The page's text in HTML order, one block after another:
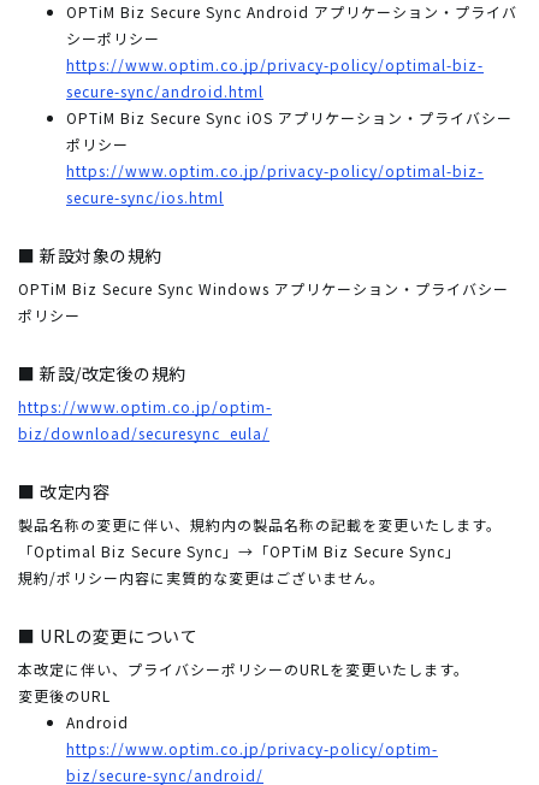
OPTiM Biz Secure Sync Android アプリケーション・プライバ
シーポリシー
https://www.optim.co.jp/privacy-policy/optimal-biz-
secure-sync/android.html
OPTiM Biz Secure Sync iOS アプリケーション・プライバシー
ポリシー
https://www.optim.co.jp/privacy-policy/optimal-biz-
secure-sync/ios.html
■ 新設対象の規約
OPTiM Biz Secure Sync Windows アプリケーション・プライバシー
ポリシー
■ 新設/改定後の規約
https://www.optim.co.jp/optim-
biz/download/securesync_eula/
■ 改定内容
製品名称の変更に伴い、規約内の製品名称の記載を変更いたします。
「Optimal Biz Secure Sync」→「OPTiM Biz Secure Sync」
規約/ポリシー内容に実質的な変更はございません。
■ URLの変更について
本改定に伴い、プライバシーポリシーのURLを変更いたします。
変更後のURL
Android
https://www.optim.co.jp/privacy-policy/optim-
biz/secure-sync/android/